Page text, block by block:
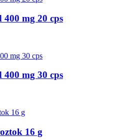
mg 20 cps
mg 30 cps
16 g